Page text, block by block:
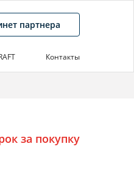
партнера
Контакты
за покупку